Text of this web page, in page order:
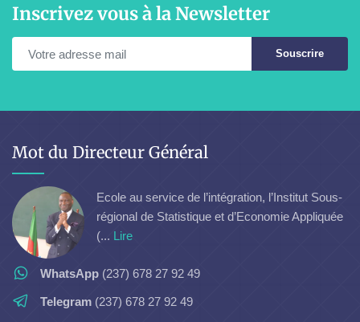
Inscrivez vous à la Newsletter
Souscrire
Mot du Directeur Général
Ecole au service de l’intégration, l’Institut Sous-
régional de Statistique et d’Economie Appliquée
(... Lire
WhatsApp (237) 678 27 92 49
Telegram (237) 678 27 92 49